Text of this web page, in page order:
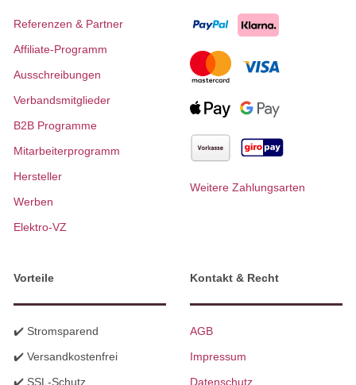
Referenzen & Partner
Affiliate-Programm
Ausschreibungen
Verbandsmitglieder
B2B Programme
Mitarbeiterprogramm
Hersteller
Werben
Elektro-VZ
Weitere Zahlungsarten
Vorteile
✔️ Stromsparend
✔️ Versandkostenfrei
✔️ SSL-Schutz
Kontakt & Recht
AGB
Impressum
Datenschutz